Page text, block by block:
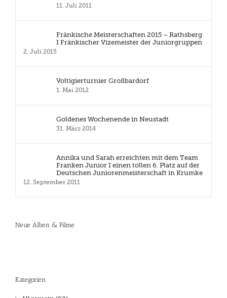
11. Juli 2011
Fränkische Meisterschaften 2015 – Rathsberg
I Fränkischer Vizemeister der Juniorgruppen
2. Juli 2015
Voltigierturnier Großbardorf
1. Mai 2012
Goldenes Wochenende in Neustadt
31. März 2014
Annika und Sarah erreichten mit dem Team
Franken Junior I einen tollen 6. Platz auf der
Deutschen Juniorenmeisterschaft in Krumke
12. September 2011
Neue Alben & Filme
Kategorien